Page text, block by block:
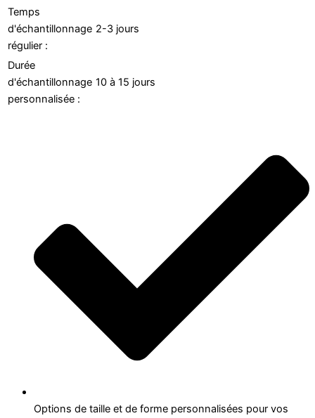
Temps
d'échantillonnage
régulier :
2-3 jours
Durée
d'échantillonnage
personnalisée :
10 à 15 jours
Options de taille et de forme personnalisées pour vos